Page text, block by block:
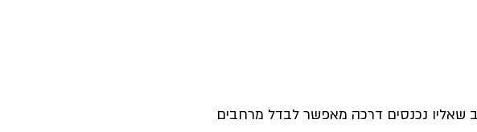
שאליו נכנסים דרכה מאפשר לבדל מרחבים